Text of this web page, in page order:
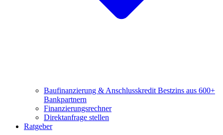
Baufinanzierung & Anschlusskredit Bestzins aus 600+
Bankpartnern
Finanzierungsrechner
Direktanfrage stellen
Ratgeber